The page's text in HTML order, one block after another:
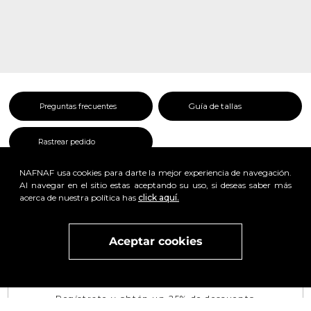
nuestra marca active x
NAFNAF usa cookies para darte la mejor experiencia de navegación.
Al navegar en el sitio estas aceptando su uso, si deseas saber más
acerca de nuestra política has click aquí.
Aceptar cookies
Preguntas frecuentes Guía de tallas
Rastrear pedido
Regístrate y obtén un 25% de descuento